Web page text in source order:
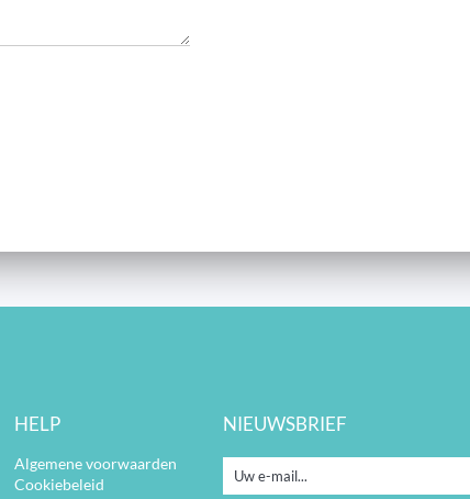
HELP
Algemene voorwaarden
Cookiebeleid
NIEUWSBRIEF